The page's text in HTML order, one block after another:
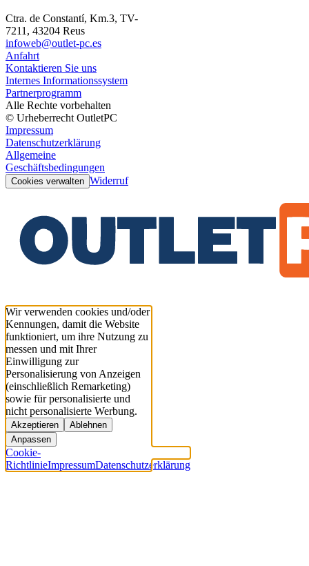
Ctra. de Constantí, Km.3, TV-
7211, 43204 Reus
infoweb@outlet-pc.es
Anfahrt
Kontaktieren Sie uns
Internes Informationssystem
Partnerprogramm
Alle Rechte vorbehalten
© Urheberrecht OutletPC
Impressum
Datenschutzerklärung
Allgemeine
Geschäftsbedingungen
Cookies verwalten Widerruf
Wir verwenden cookies und/oder
Kennungen, damit die Website
funktioniert, um ihre Nutzung zu
messen und mit Ihrer
Einwilligung zur
Personalisierung von Anzeigen
(einschließlich Remarketing)
sowie für personalisierte und
nicht personalisierte Werbung.
Akzeptieren
Ablehnen
Anpassen
Cookie-
RichtlinieImpressumDatenschutzerklärung